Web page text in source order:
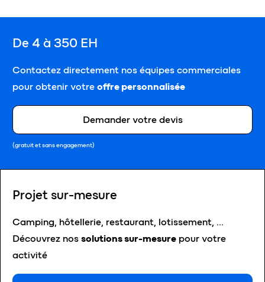
De 4 à 350 EH
Contactez directement nos équipes commerciales
pour obtenir votre offre personnalisée
Demander votre devis
(gratuit et sans engagement)
Projet sur-mesure
Camping, hôtellerie, restaurant, lotissement, …
Découvrez nos solutions sur-mesure pour votre
activité